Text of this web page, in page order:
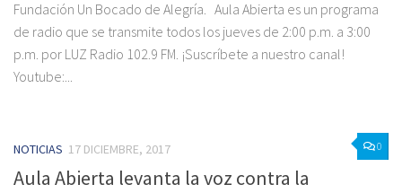
Fundación Un Bocado de Alegría. Aula Abierta es un programa
de radio que se transmite todos los jueves de 2:00 p.m. a 3:00
p.m. por LUZ Radio 102.9 FM. ¡Suscríbete a nuestro canal!
Youtube:...
0
NOTICIAS 17 DICIEMBRE, 2017
Aula Abierta levanta la voz contra la